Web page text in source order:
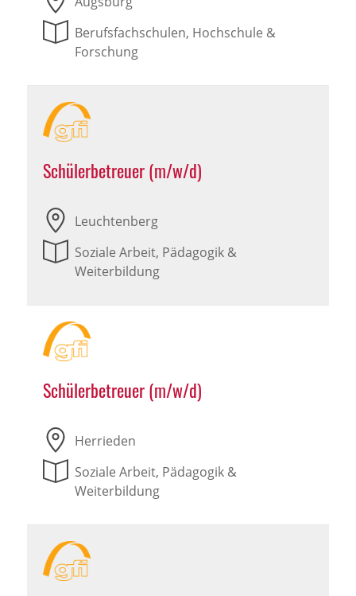
Berufsfachschulen, Hochschule &
Forschung
Schülerbetreuer (m/w/d)
Leuchtenberg
Soziale Arbeit, Pädagogik &
Weiterbildung
Schülerbetreuer (m/w/d)
Herrieden
Soziale Arbeit, Pädagogik &
Weiterbildung